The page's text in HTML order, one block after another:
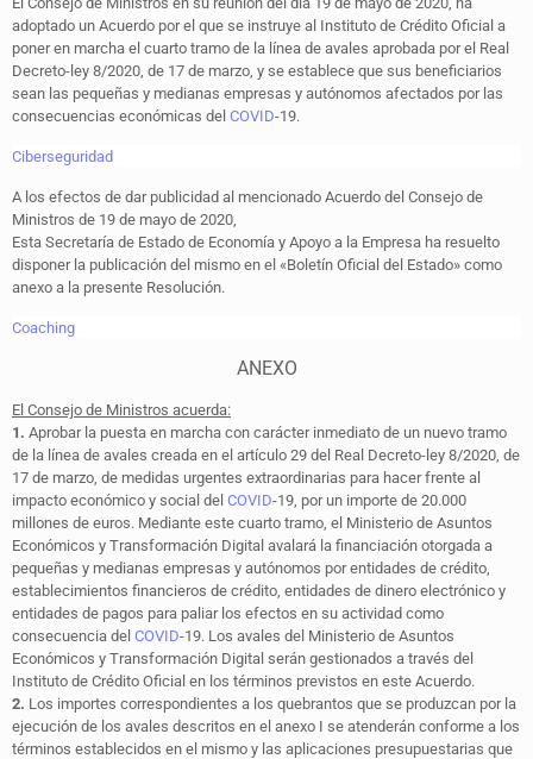
adoptado un Acuerdo por el que se instruye al Instituto de Crédito Oficial a
poner en marcha el cuarto tramo de la línea de avales aprobada por el Real
Decreto-ley 8/2020, de 17 de marzo, y se establece que sus beneficiarios
sean las pequeñas y medianas empresas y autónomos afectados por las
consecuencias económicas del COVID-19.
Ciberseguridad
A los efectos de dar publicidad al mencionado Acuerdo del Consejo de
Ministros de 19 de mayo de 2020,
Esta Secretaría de Estado de Economía y Apoyo a la Empresa ha resuelto
disponer la publicación del mismo en el «Boletín Oficial del Estado» como
anexo a la presente Resolución.
Coaching
ANEXO
El Consejo de Ministros acuerda:
1. Aprobar la puesta en marcha con carácter inmediato de un nuevo tramo
de la línea de avales creada en el artículo 29 del Real Decreto-ley 8/2020, de
17 de marzo, de medidas urgentes extraordinarias para hacer frente al
impacto económico y social del COVID-19, por un importe de 20.000
millones de euros. Mediante este cuarto tramo, el Ministerio de Asuntos
Económicos y Transformación Digital avalará la financiación otorgada a
pequeñas y medianas empresas y autónomos por entidades de crédito,
establecimientos financieros de crédito, entidades de dinero electrónico y
entidades de pagos para paliar los efectos en su actividad como
consecuencia del COVID-19. Los avales del Ministerio de Asuntos
Económicos y Transformación Digital serán gestionados a través del
Instituto de Crédito Oficial en los términos previstos en este Acuerdo.
2. Los importes correspondientes a los quebrantos que se produzcan por la
ejecución de los avales descritos en el anexo I se atenderán conforme a los
términos establecidos en el mismo y las aplicaciones presupuestarias que